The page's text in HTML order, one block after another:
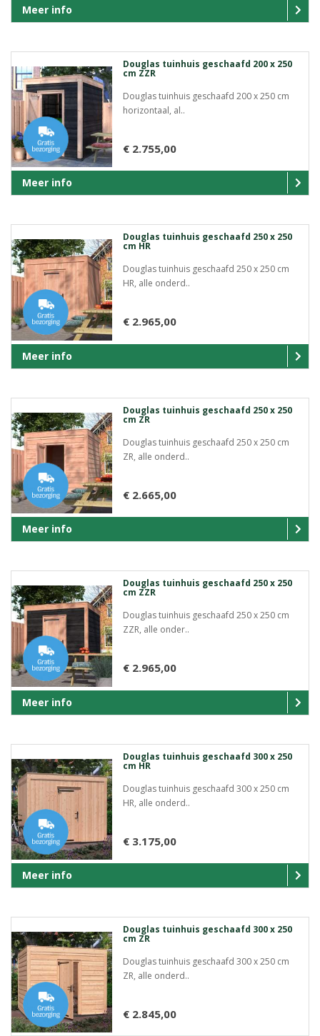
Meer info
Douglas tuinhuis geschaafd 200 x 250
cm ZZR
Douglas tuinhuis geschaafd 200 x 250 cm
horizontaal, al..
€ 2.755,00
Meer info
Douglas tuinhuis geschaafd 250 x 250
cm HR
Douglas tuinhuis geschaafd 250 x 250 cm
HR, alle onderd..
€ 2.965,00
Meer info
Douglas tuinhuis geschaafd 250 x 250
cm ZR
Douglas tuinhuis geschaafd 250 x 250 cm
ZR, alle onderd..
€ 2.665,00
Meer info
Douglas tuinhuis geschaafd 250 x 250
cm ZZR
Douglas tuinhuis geschaafd 250 x 250 cm
ZZR, alle onder..
€ 2.965,00
Meer info
Douglas tuinhuis geschaafd 300 x 250
cm HR
Douglas tuinhuis geschaafd 300 x 250 cm
HR, alle onderd..
€ 3.175,00
Meer info
Douglas tuinhuis geschaafd 300 x 250
cm ZR
Douglas tuinhuis geschaafd 300 x 250 cm
ZR, alle onderd..
€ 2.845,00